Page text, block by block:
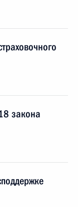
закона